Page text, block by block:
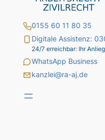
0155 60 11 80 35
Digitale Assistenz:
24/7 erreichbar: Ihr
WhatsApp Business
kanzlei@ra-aj.de